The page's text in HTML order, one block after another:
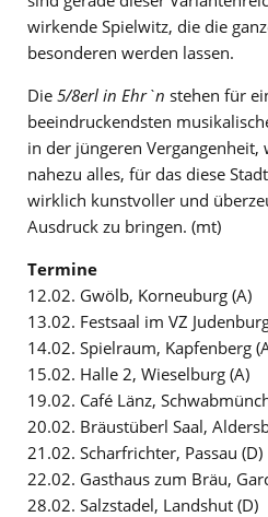
wirkende Spielwitz, die die
besonderen werden lassen.
Die 5/8erl in Ehr`n stehen für
beeindruckendsten
in der jüngeren Vergangenheit,
nahezu alles, für das diese
wirklich kunstvoller und
Ausdruck zu bringen. (mt)
Termine
12.02. Gwölb, Korneuburg (A)
13.02. Festsaal im VZ
14.02. Spielraum, Kapfenberg
15.02. Halle 2, Wieselburg (A)
19.02. Café Länz,
20.02. Bräustüberl Saal,
21.02. Scharfrichter, Passau (D)
22.02. Gasthaus zum Bräu,
28.02. Salzstadel, Landshut (D)